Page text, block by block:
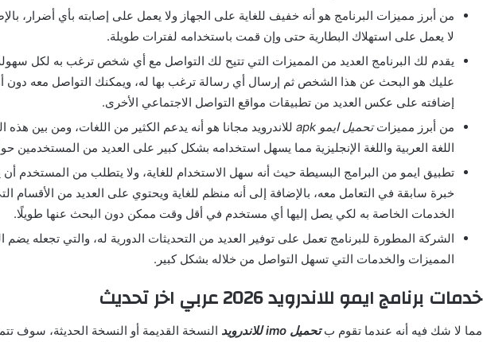
من أبرز مميزات البرنامج هو أنه خفيف للغاية على الجهاز ولا يعمل على إصابته بأي أضرار،
لا يعمل على استهلاك البطارية حتى وإن قمت باستخدامه لفترات طويلة.
يقدم لك البرنامج العديد من المميزات التي تتيح لك التواصل مع أي شخص ترغب به لكل
عليك هو البحث عن هذا الشخص ثم إرسال أي رسالة ترغب بها له، ويمكنك التواصل معه دون
إضافته على عكس العديد من تطبيقات مواقع التواصل الاجتماعي الأخرى.
من أبرز مميزاتتحميل ايمو apk
للاندرويد مجانا هو أنه يدعم الكثير من اللغات، ومن بين هذه
اللغة العربية واللغة الإنجليزية مما يسهل استخدامه بشكل كبير على العديد من المستخدمين
تطبيق ايمو من البرامج البسيطة حيث أنه سهل الاستخدام للغاية، ولا يتطلب من المستخدم أن
خبرة سابقة في التعامل معه، بالإضافة إلى أنه منظم للغاية ويحتوي على العديد من الأقسام
الخدمات الخاصة به لكي يصل إليها أي مستخدم في أقل وقت ممكن دون البحث عنها طويلًا.
الشركة المطورة للبرنامج تعمل على توفير العديد من التحديثات الدورية له، والتي تجعله يضم
المميزات والخدمات التي تسهل التواصل من خلاله بشكل كبير.
خدمات برنامج ايمو للاندرويد 2026 عربي اخر تحديث
مما لا شك فيه أنه عندما تقوم بتحميل imo للاندرويد
النسخة القديمة أو النسخة الحديثة، سوف